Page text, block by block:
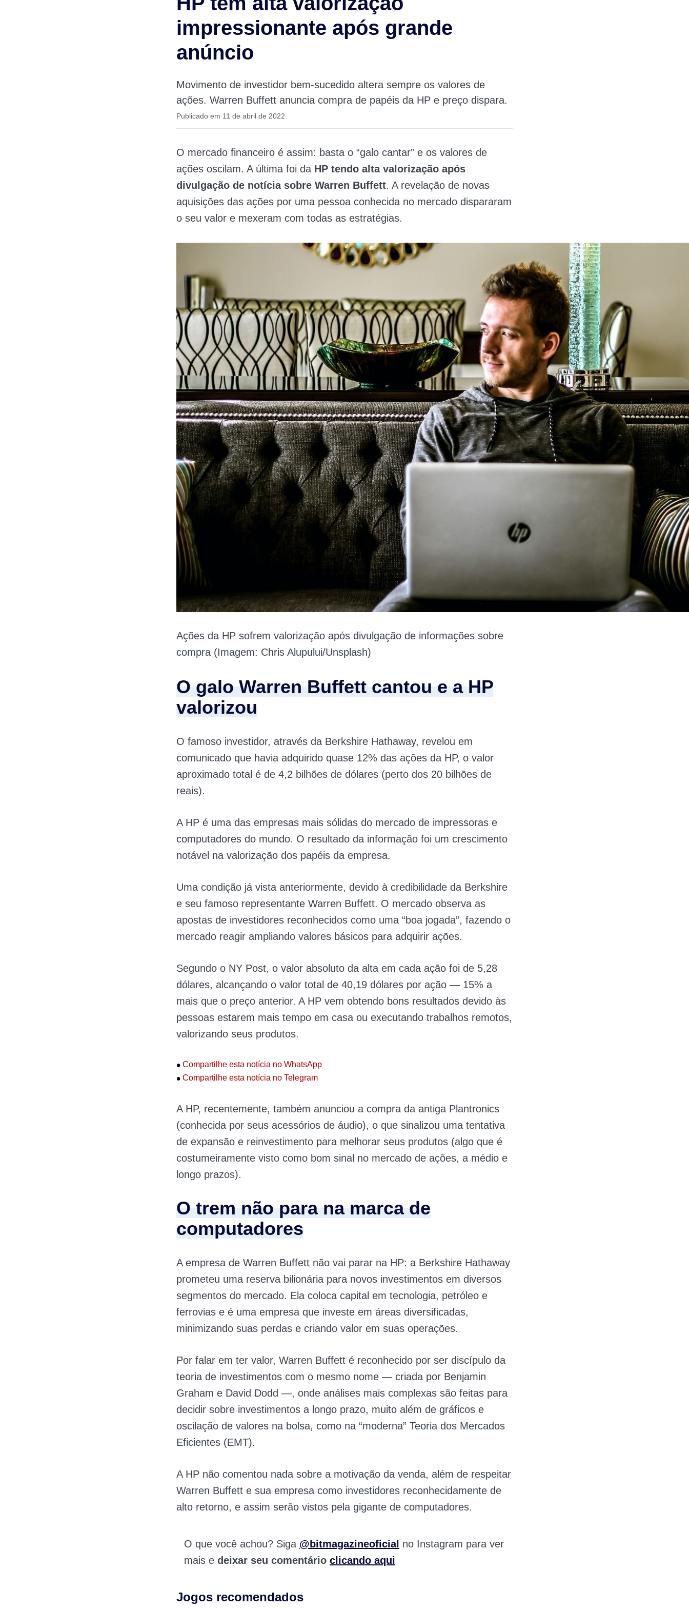
impressionante após grande
anúncio
Movimento de investidor bem-sucedido altera sempre os valores de
ações. Warren Buffett anuncia compra de papéis da HP e preço dispara.
Publicado em 11 de abril de 2022
O mercado financeiro é assim: basta o “galo cantar” e os valores de
ações oscilam. A última foi da HP tendo alta valorização após
divulgação de notícia sobre Warren Buffett. A revelação de novas
aquisições das ações por uma pessoa conhecida no mercado dispararam
o seu valor e mexeram com todas as estratégias.
Ações da HP sofrem valorização após divulgação de informações sobre
compra (Imagem: Chris Alupului/Unsplash)
O galo Warren Buffett cantou e a HP
valorizou
O famoso investidor, através da Berkshire Hathaway, revelou em
comunicado que havia adquirido quase 12% das ações da HP, o valor
aproximado total é de 4,2 bilhões de dólares (perto dos 20 bilhões de
reais).
A HP é uma das empresas mais sólidas do mercado de impressoras e
computadores do mundo. O resultado da informação foi um crescimento
notável na valorização dos papéis da empresa.
Uma condição já vista anteriormente, devido à credibilidade da Berkshire
e seu famoso representante Warren Buffett. O mercado observa as
apostas de investidores reconhecidos como uma “boa jogada”, fazendo o
mercado reagir ampliando valores básicos para adquirir ações.
Segundo o NY Post, o valor absoluto da alta em cada ação foi de 5,28
dólares, alcançando o valor total de 40,19 dólares por ação — 15% a
mais que o preço anterior. A HP vem obtendo bons resultados devido às
pessoas estarem mais tempo em casa ou executando trabalhos remotos,
valorizando seus produtos.
• Compartilhe esta notícia no WhatsApp
• Compartilhe esta notícia no Telegram
A HP, recentemente, também anunciou a compra da antiga Plantronics
(conhecida por seus acessórios de áudio), o que sinalizou uma tentativa
de expansão e reinvestimento para melhorar seus produtos (algo que é
costumeiramente visto como bom sinal no mercado de ações, a médio e
longo prazos).
O trem não para na marca de
computadores
A empresa de Warren Buffett não vai parar na HP: a Berkshire Hathaway
prometeu uma reserva bilionária para novos investimentos em diversos
segmentos do mercado. Ela coloca capital em tecnologia, petróleo e
ferrovias e é uma empresa que investe em áreas diversificadas,
minimizando suas perdas e criando valor em suas operações.
Por falar em ter valor, Warren Buffett é reconhecido por ser discípulo da
teoria de investimentos com o mesmo nome — criada por Benjamin
Graham e David Dodd —, onde análises mais complexas são feitas para
decidir sobre investimentos a longo prazo, muito além de gráficos e
oscilação de valores na bolsa, como na “moderna” Teoria dos Mercados
Eficientes (EMT).
A HP não comentou nada sobre a motivação da venda, além de respeitar
Warren Buffett e sua empresa como investidores reconhecidamente de
alto retorno, e assim serão vistos pela gigante de computadores.
O que você achou? Siga @bitmagazineoficial no Instagram para ver
mais e deixar seu comentário clicando aqui
Jogos recomendados